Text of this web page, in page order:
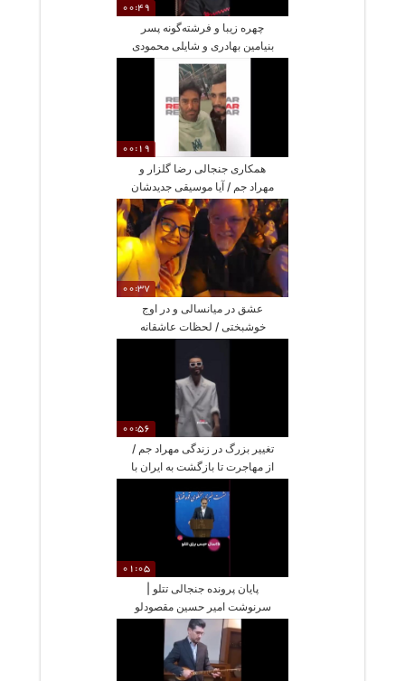
00:49
چهره زیبا و فرشته‌گونه پسر
بنیامین بهادری و شایلی محمودی
در جشن تولد 7 سالگی / بن
سان، وارث زیبایی پدر و مادر
00:19
همکاری جنجالی رضا گلزار و
مهراد جم / آیا موسیقی جدیدشان
به مذاق همه خوش آمد؟
00:37
عشق در میانسالی و در اوج
خوشبختی / لحظات عاشقانه
اجرای پالت
00:56
تغییر بزرگ در زندگی مهراد جم /
از مهاجرت تا بازگشت به ایران با
متفاوت
01:05
پایان پرونده جنجالی تتلو |
سرنوشت امیر حسین مقصودلو
بعد از شایعات فراوان در زندان
مشخص شد